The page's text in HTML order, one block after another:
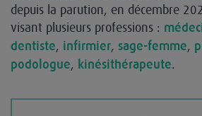
depuis la parution, en décembre
visant plusieurs professions :
dentiste, infirmier, sage-femme,
podologue, kinésithérapeute.